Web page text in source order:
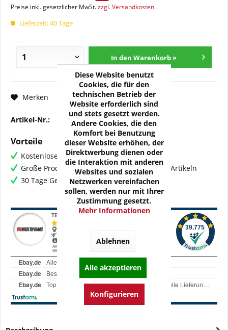
Preise inkl. gesetzlicher MwSt.zzgl. Versandkosten
Lieferzeit: 40 Tage
In den Warenkorb »
Merken Fragen zum Artikel?
Artikel-Nr.: OZ-H-MVA01-Z1M
Vorteile
Kostenloser Versand ab € 60,- Bestellwert
Große Produktauswahl mit mehr als 80.000 Artikeln
30 Tage Geld-Zurück-Garantie
Diese Website benutzt
Cookies, die für den
technischen Betrieb der
Website erforderlich sind
und stets gesetzt werden.
Andere Cookies, die den
Komfort bei Benutzung
dieser Website erhöhen, der
Direktwerbung dienen oder
die Interaktion mit anderen
Websites und sozialen
Netzwerken vereinfachen
sollen, werden nur mit Ihrer
Zustimmung gesetzt.
Mehr Informationen
Ablehnen
Alle akzeptieren
Konfigurieren